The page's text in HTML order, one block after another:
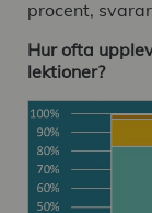
procent,
Hur ofta
lektioner?